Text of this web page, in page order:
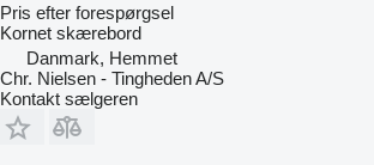
Pris efter forespørgsel
Kornet skærebord
Danmark, Hemmet
Chr. Nielsen - Tingheden A/S
Kontakt sælgeren